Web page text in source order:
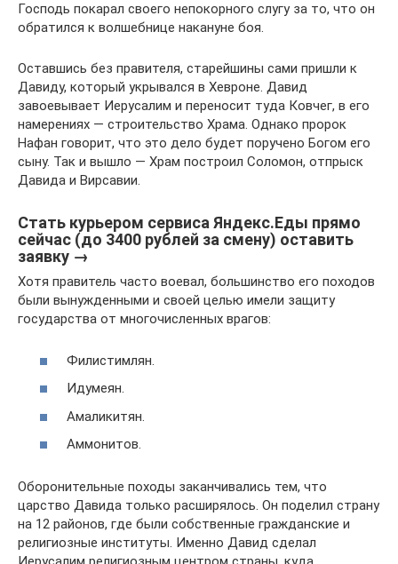
Господь покарал своего непокорного слугу за то, что он
обратился к волшебнице накануне боя.
Оставшись без правителя, старейшины сами пришли к
Давиду, который укрывался в Хевроне. Давид
завоевывает Иерусалим и переносит туда Ковчег, в его
намерениях — строительство Храма. Однако пророк
Нафан говорит, что это дело будет поручено Богом его
сыну. Так и вышло — Храм построил Соломон, отпрыск
Давида и Вирсавии.
Стать курьером сервиса Яндекс.Еды прямо
сейчас (до 3400 рублей за смену) оставить
заявку →
Хотя правитель часто воевал, большинство его походов
были вынужденными и своей целью имели защиту
государства от многочисленных врагов:
Филистимлян.
Идумеян.
Амаликитян.
Аммонитов.
Оборонительные походы заканчивались тем, что
царство Давида только расширялось. Он поделил страну
на 12 районов, где были собственные гражданские и
религиозные институты. Именно Давид сделал